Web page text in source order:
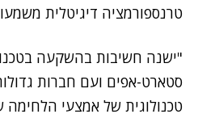
טרנספורמציה דיגיטלית
"ישנה חשיבות בהשקעה
סטארט-אפים ועם חברות
טכנולוגית של אמצעי